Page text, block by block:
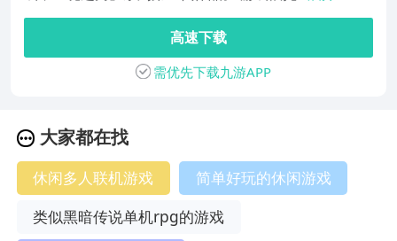
高速下载
需优先下载九游APP
大家都在找
休闲多人联机游戏
简单好玩的休闲游戏
类似黑暗传说单机rpg的游戏